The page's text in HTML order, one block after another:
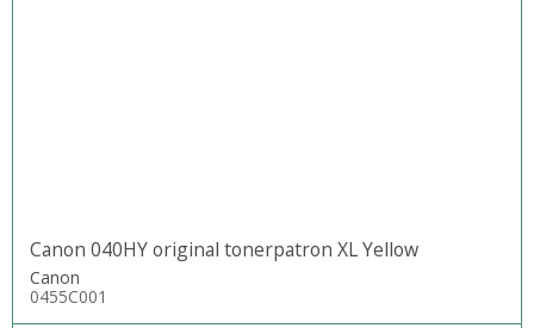
Canon 040HY original tonerpatron XL Yellow
Canon
0455C001